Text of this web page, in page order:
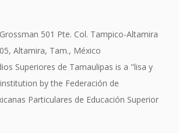
501 Pte. Col. Tampico-Altamira
Altamira, Tam., México
Superiores de Tamaulipas is a "lisa y
by the Federación de
Particulares de Educación Superior